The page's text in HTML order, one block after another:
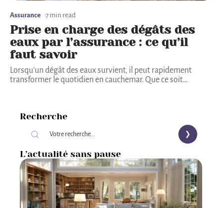
Assurance 7 min read
Prise en charge des dégâts des
eaux par l’assurance : ce qu’il
faut savoir
Lorsqu'un dégât des eaux survient, il peut rapidement
transformer le quotidien en cauchemar. Que ce soit…
Recherche
L’actualité sans pause